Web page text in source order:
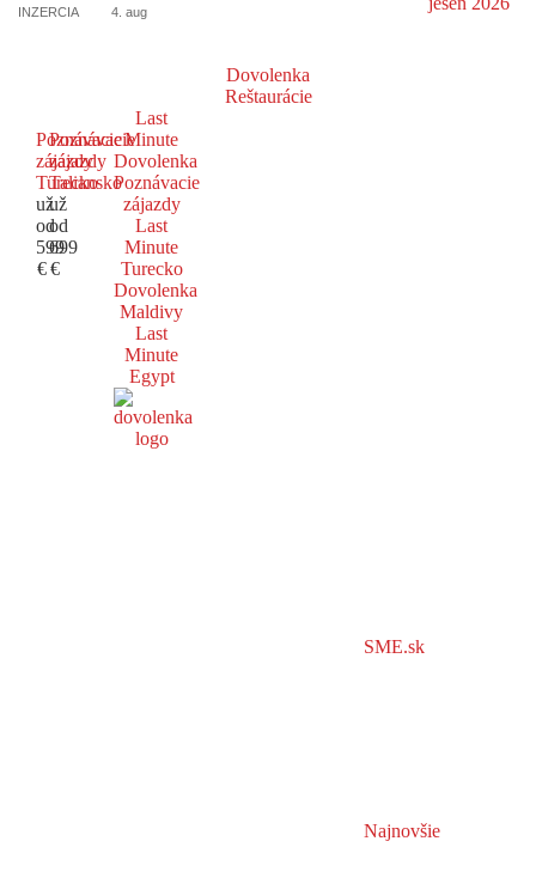
INZERCIA 4. aug
Dovolenka
Reštaurácie
Poznávacie
zájazdy
Turecko
už
od
599
€
Poznávacie
zájazdy
Taliansko
už
od
699
€
Last
Minute
Dovolenka
Poznávacie
zájazdy
Last
Minute
Turecko
Dovolenka
Maldivy
Last
Minute
Egypt
SME.sk
Najnovšie